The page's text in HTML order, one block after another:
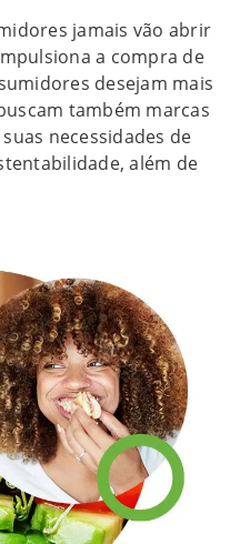
jamais vão abrir
a compra de
desejam mais
também marcas
necessidades de
além de